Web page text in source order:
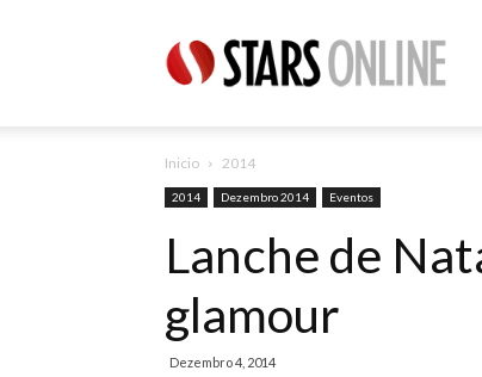
Online
Inicio 2014
2014 Dezembro 2014 Eventos
Lanche de
glamour
Dezembro 4, 2014